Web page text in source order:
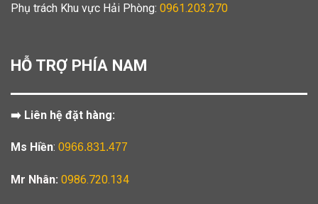
Phụ trách Khu vực Hải Phòng: 0961.203.270
HỖ TRỢ PHÍA NAM
➡️ Liên hệ đặt hàng:
Ms Hiền: 0966.831.477
Mr Nhân: 0986.720.134